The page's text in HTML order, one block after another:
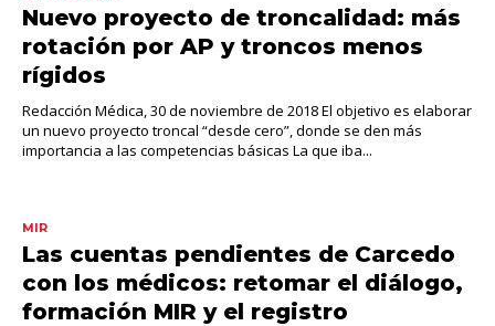
Nuevo proyecto de troncalidad: más
rotación por AP y troncos menos
rígidos
Redacción Médica, 30 de noviembre de 2018 El objetivo es elaborar
un nuevo proyecto troncal “desde cero”, donde se den más
importancia a las competencias básicas La que iba...
MIR
Las cuentas pendientes de Carcedo
con los médicos: retomar el diálogo,
formación MIR y el registro